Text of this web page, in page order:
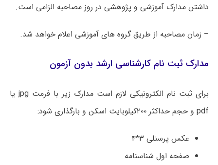
داشتن مدارک آموزشی و پژوهشی در روز مصاحبه الزامی است.
– زمان مصاحبه از طریق گروه های آموزشی اعلام خواهد شد.
مدارک ثبت نام کارشناسی ارشد بدون آزمون
برای ثبت نام الکترونیکی لازم است مدارک زیر با فرمتjpg یا
pdf و حجم حداکثر ۲۰۰کیلوبایت اسکن و بارگذاری شود:
عکس پرسنلی ۳ *۴
صفحه اول شناسنامه